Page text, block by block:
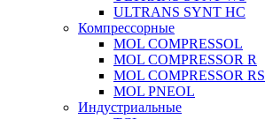
ULTRANS SYNT HC
Компрессорные
MOL COMPRESSOL
MOL COMPRESSOR R
MOL COMPRESSOR RS
MOL PNEOL
Индустриальные